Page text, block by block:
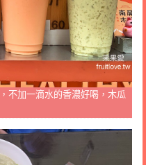
不加一滴水的香濃好喝，木瓜